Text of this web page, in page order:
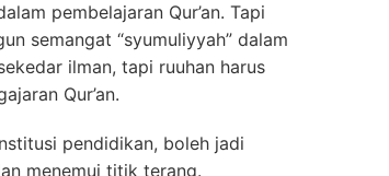
pembelajaran Qur’an. Tapi
semangat “syumuliyyah” dalam
ilman, tapi ruuhan harus
Qur’an.
pendidikan, boleh jadi
menemui titik terang.